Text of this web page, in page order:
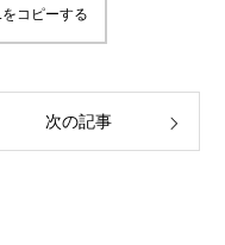
涯の相棒インコと寄り添
んと一緒にデザインして
コピーする
次の記事